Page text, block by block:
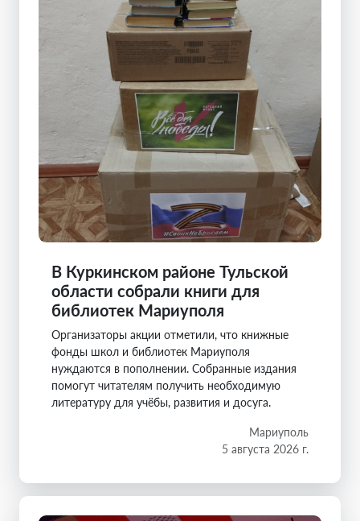
В Куркинском районе Тульской
области собрали книги для
библиотек Мариуполя
Организаторы акции отметили, что книжные
фонды школ и библиотек Мариуполя
нуждаются в пополнении. Собранные издания
помогут читателям получить необходимую
литературу для учёбы, развития и досуга.
Мариуполь
5 августа 2026 г.